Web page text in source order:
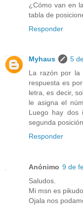
¿Cómo van en
tabla de
Responder
Myhaus
5
La razón por la
respuesta es
letra, es decir,
le asigna el
Luego hay dos
segunda
Responder
Anónimo 9 de
Saludos.
Mi msn es
Ojala nos